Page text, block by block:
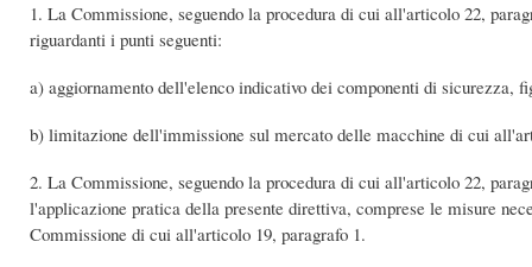
1. La Commissione, seguendo la procedura di cui all'articolo 22,
riguardanti i punti seguenti:
a) aggiornamento dell'elenco indicativo dei componenti di
b) limitazione dell'immissione sul mercato delle macchine di cui
2. La Commissione, seguendo la procedura di cui all'articolo 22,
l'applicazione pratica della presente direttiva, comprese le misure
Commissione di cui all'articolo 19, paragrafo 1.